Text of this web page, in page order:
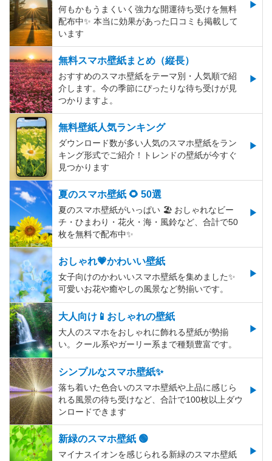
何もかもうまくいく強力な開運待ち受けを無料
配布中✨️ 本当に効果があった口コミも掲載して
います
無料スマホ壁紙まとめ（縦長）
おすすめのスマホ壁紙をテーマ別・人気順で紹
介します。今の季節にぴったりな待ち受けが見
つかりますよ。
無料壁紙人気ランキング
ダウンロード数が多い人気のスマホ壁紙をラン
キング形式でご紹介！トレンドの壁紙が今すぐ
見つかります
夏のスマホ壁紙 🌻 50選
夏のスマホ壁紙がいっぱい 🏖 おしゃれなビー
チ・ひまわり・花火・海・風鈴など、合計で50
枚を無料で配布中✨
おしゃれ💗かわいい壁紙
女子向けのかわいいスマホ壁紙を集めました✨
可愛いお花や癒やしの風景など勢揃いです。
大人向け📱おしゃれの壁紙
大人のスマホをおしゃれに飾れる壁紙が勢揃
い。クール系やガーリー系まで種類豊富です。
シンプルなスマホ壁紙✨
落ち着いた色合いのスマホ壁紙や上品に感じら
れる風景の待ち受けなど、合計で100枚以上ダウ
ンロードできます
新緑のスマホ壁紙 🟢
マイナスイオンを感じられる新緑のスマホ壁紙